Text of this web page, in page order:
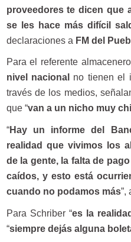
proveedores te dicen que
se les hace más difícil
declaraciones a FM del
Para el referente
nivel nacional
no tienen el
través de los medios,
que “van a un nicho muy
“Hay un informe del
realidad que vivimos los
de la gente, la falta de
caídos, y esto está
cuando no podamos más”,
Para Schriber “es la
“siempre dejás alguna